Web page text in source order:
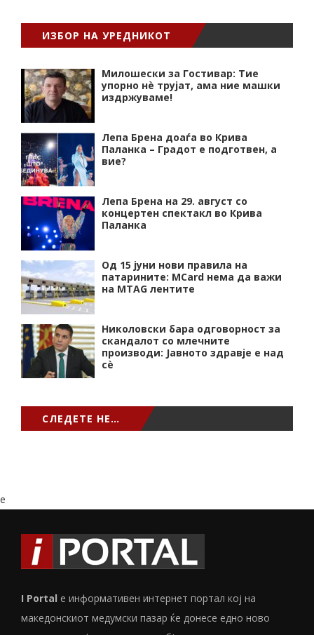
ИЗБОР НА УРЕДНИКОТ
Милошески за Гостивар: Тие
упорно нѐ трујат, ама ние машки
издржуваме!
Лепа Брена доаѓа во Крива
Паланка – Градот е подготвен, а
вие?
Лепа Брена на 29. август со
концертен спектакл во Крива
Паланка
Од 15 јуни нови правила на
патарините: MCard нема да важи
на MTAG лентите
Николовски бара одговорност за
скандалот со млечните
производи: Јавното здравје е над
сѐ
СЛЕДЕТЕ НЕ…
e
I Portal е информативен интернет портал кој на
македонскиот медумски пазар ќе донесе едно ново